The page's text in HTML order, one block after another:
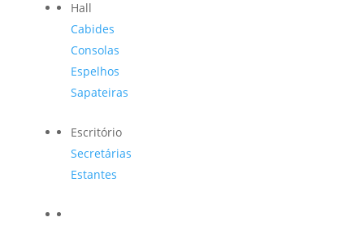
Hall
Cabides
Consolas
Espelhos
Sapateiras
Escritório
Secretárias
Estantes